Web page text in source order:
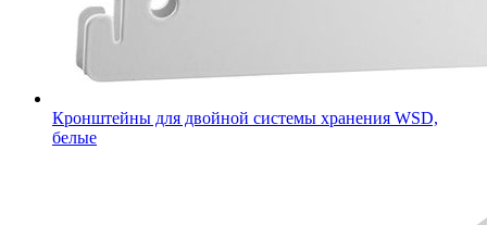
Кронштейны для двойной системы хранения WSD,
белые